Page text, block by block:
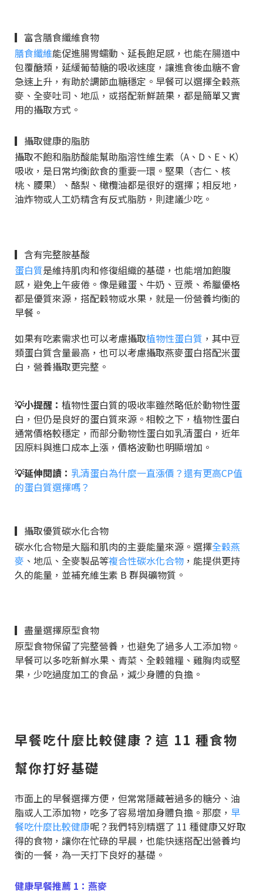
▎富含膳食纖維食物
膳食纖維能促進腸胃蠕動、延長飽足感，也能在腸道中
包覆醣類，延緩葡萄糖的吸收速度，讓進食後血糖不會
急速上升，有助於調節血糖穩定。早餐可以選擇全穀燕
麥、全麥吐司、地瓜，或搭配新鮮蔬果，都是簡單又實
用的攝取方式。
▎攝取健康的脂肪
攝取不飽和脂肪酸能幫助脂溶性維生素（A、D、E、K）
吸收，是日常均衡飲食的重要一環。堅果（杏仁、核
桃、腰果）、酪梨、橄欖油都是很好的選擇；相反地，
油炸物或人工奶精含有反式脂肪，則建議少吃。
▎含有完整胺基酸
蛋白質是維持肌肉和修復組織的基礎，也能增加飽腹
感，避免上午疲倦。像是雞蛋、牛奶、豆漿、希臘優格
都是優質來源，搭配穀物或水果，就是一份營養均衡的
早餐。
如果有吃素需求也可以考慮攝取植物性蛋白質 ，其中豆
類蛋白質含量最高，也可以考慮攝取燕麥蛋白搭配米蛋
白，營養攝取更完整。
💡小提醒： 植物性蛋白質的吸收率雖然略低於動物性蛋
白，但仍是良好的蛋白質來源。相較之下，植物性蛋白
通常價格較穩定，而部分動物性蛋白如乳清蛋白，近年
因原料與進口成本上漲，價格波動也明顯增加。
💡延伸閱讀： 乳清蛋白為什麼一直漲價？還有更高CP值
的蛋白質選擇嗎？
▎攝取優質碳水化合物
碳水化合物是大腦和肌肉的主要能量來源。選擇全穀燕
麥 、地瓜、全麥製品等複合性碳水化合物 ，能提供更持
久的能量，並補充維生素 B 群與礦物質。
▎盡量選擇原型食物
原型食物保留了完整營養，也避免了過多人工添加物。
早餐可以多吃新鮮水果、青菜、全穀雜糧、雞胸肉或堅
果，少吃過度加工的食品，減少身體的負擔。
早餐吃什麼比較健康？這 11 種食物
幫你打好基礎
市面上的早餐選擇方便，但常常隱藏著過多的糖分、油
脂或人工添加物，吃多了容易增加身體負擔。那麼， 早
餐吃什麼比較健康呢？我們特別精選了 11 種健康又好取
得的食物，讓你在忙碌的早晨，也能快速搭配出營養均
衡的一餐，為一天打下良好的基礎。
健康早餐推薦 1：燕麥